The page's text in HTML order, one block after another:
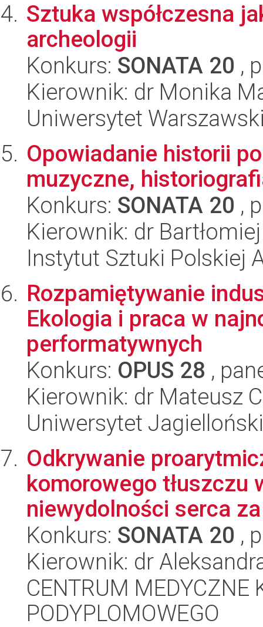
Sztuka współczesna
archeologii
Konkurs: SONATA 20 ,
Kierownik: dr Monika
Uniwersytet
Opowiadanie historii
muzyczne,
Konkurs: SONATA 20 ,
Kierownik: dr
Instytut Sztuki Polskiej
Rozpamiętywanie
Ekologia i praca w
performatywnych
Konkurs: OPUS 28 ,
Kierownik: dr Mateusz
Uniwersytet Jagielloński
Odkrywanie
komorowego tłuszczu
niewydolności serca
Konkurs: SONATA 20 ,
Kierownik: dr
CENTRUM MEDYCZNE
PODYPLOMOWEGO